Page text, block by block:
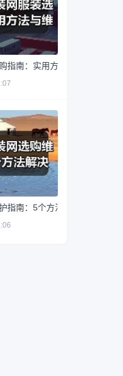
指南：实用方法与维护技巧
指南：5个方法解决网购踩坑